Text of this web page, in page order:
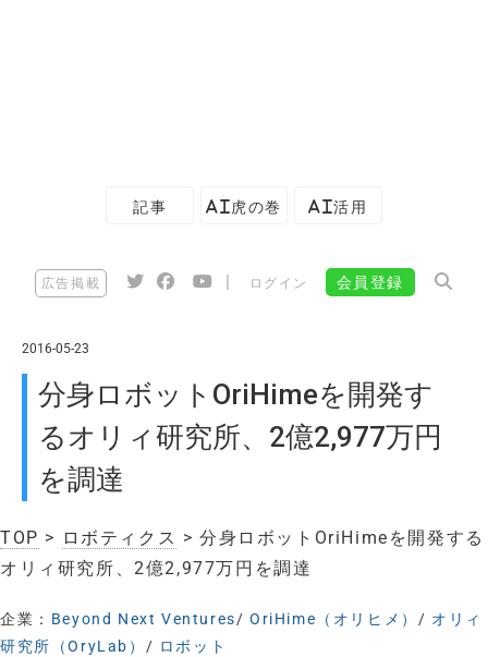
記事 AI虎の巻 AI活用
広告掲載 ログイン 会員登録
2016-05-23
分身ロボットOriHimeを開発す
るオリィ研究所、2億2,977万円
を調達
TOP > ロボティクス > 分身ロボットOriHimeを開発する
オリィ研究所、2億2,977万円を調達
企業： Beyond Next Ventures/OriHime（オリヒメ） / オリィ
研究所（OryLab） / ロボット